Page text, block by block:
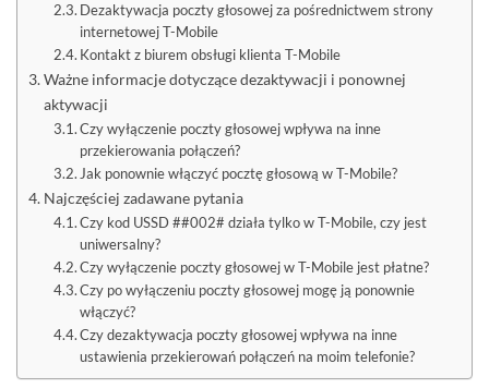
Dezaktywacja poczty głosowej za pośrednictwem strony
internetowej T-Mobile
Kontakt z biurem obsługi klienta T-Mobile
Ważne informacje dotyczące dezaktywacji i ponownej
aktywacji
Czy wyłączenie poczty głosowej wpływa na inne
przekierowania połączeń?
Jak ponownie włączyć pocztę głosową w T-Mobile?
Najczęściej zadawane pytania
Czy kod USSD ##002# działa tylko w T-Mobile, czy jest
uniwersalny?
Czy wyłączenie poczty głosowej w T-Mobile jest płatne?
Czy po wyłączeniu poczty głosowej mogę ją ponownie
włączyć?
Czy dezaktywacja poczty głosowej wpływa na inne
ustawienia przekierowań połączeń na moim telefonie?